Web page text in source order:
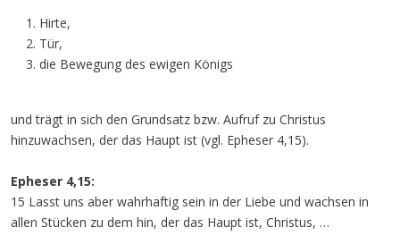
Hirte,
Tür,
die Bewegung des ewigen Königs
und trägt in sich den Grundsatz bzw. Aufruf zu Christus
hinzuwachsen, der das Haupt ist (vgl. Epheser 4,15).
Epheser 4,15:
15 Lasst uns aber wahrhaftig sein in der Liebe und wachsen in
allen Stücken zu dem hin, der das Haupt ist, Christus, …